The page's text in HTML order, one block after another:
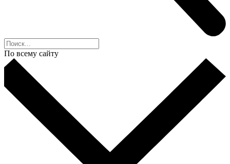
По всему сайту